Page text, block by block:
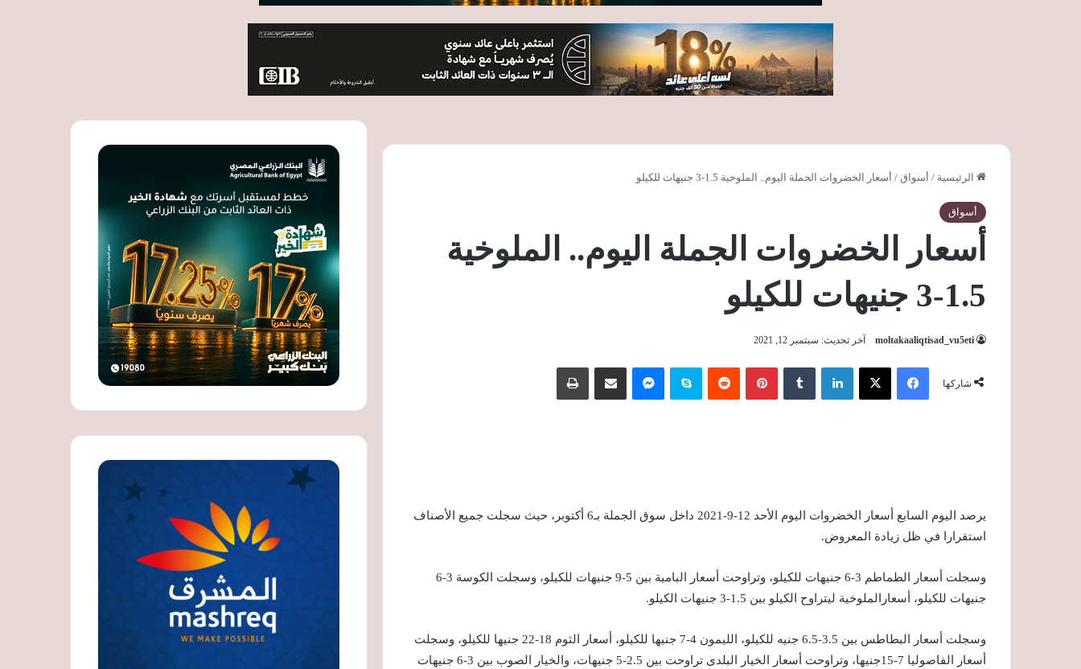
الرئيسية / أسواق / أسعار الخضروات الجملة اليوم.. الملوخية 1.5-3 جنيهات للكيلو
أسواق
أسعار الخضروات الجملة اليوم.. الملوخية
1.5-3 جنيهات للكيلو
moltakaaliqtisad_vu5eti آخر تحديث: سبتمبر 12, 2021
شاركها
فيسبوك ‫X لينكدإن بينتيريست سكايب
يرصد اليوم السابع أسعار الخضروات اليوم الأحد 12-9-2021 داخل سوق الجملة بـ6 أكتوبر، حيث سجلت جميع الأصناف
استقرارا في ظل زيادة المعروض.
وسجلت أسعار الطماطم 3-6 جنيهات للكيلو، وتراوحت أسعار البامية بين 5-9 جنيهات للكيلو، وسجلت الكوسة 3-6
جنيهات للكيلو، أسعارالملوخية ليتراوح الكيلو بين 1.5-3 جنيهات الكيلو.
وسجلت أسعار البطاطس بين 3.5-6.5 جنيه للكيلو، الليمون 4-7 جنيها للكيلو، أسعار الثوم 18-22 جنيها للكيلو، وسجلت
أسعار الفاصوليا 7-15جنيها، وتراوحت أسعار الخيار البلدى تراوحت بين 2.5-5 جنيهات، والخيار الصوب بين 3-6 جنيهات